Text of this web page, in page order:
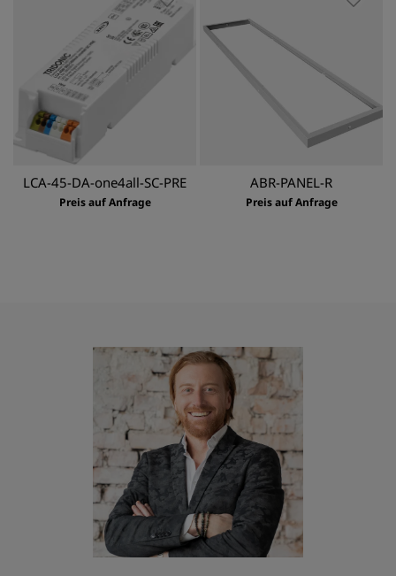
LCA-45-DA-one4all-SC-PRE
Preis auf Anfrage
ABR-PANEL-R
Preis auf Anfrage